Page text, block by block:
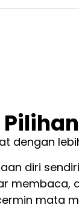
dengan
diri
membaca,
mata